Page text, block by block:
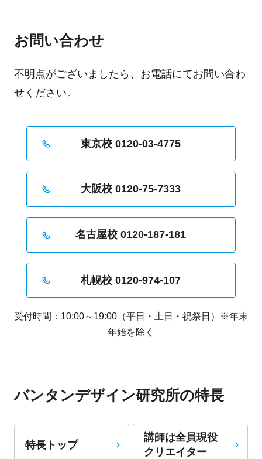
お問い合わせ
不明点がございましたら、お電話にてお問い合わ
せください。
東京校 0120-03-4775
大阪校 0120-75-7333
名古屋校 0120-187-181
札幌校 0120-974-107
受付時間：10:00～19:00（平日・土日・祝祭日）※年末
年始を除く
バンタンデザイン研究所の特長
特長トップ
講師は全員現役
クリエイター